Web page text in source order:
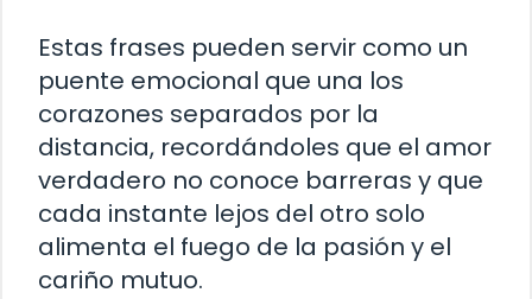
Estas frases pueden servir como un
puente emocional que una los
corazones separados por la
distancia, recordándoles que el amor
verdadero no conoce barreras y que
cada instante lejos del otro solo
alimenta el fuego de la pasión y el
cariño mutuo.